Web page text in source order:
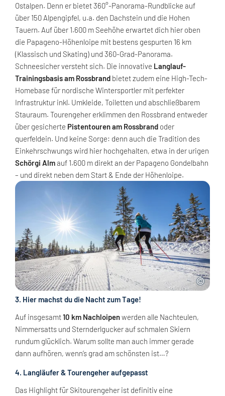
Ostalpen. Denn er bietet 360°-Panorama-Rundblicke auf
über 150 Alpengipfel, u.a. den Dachstein und die Hohen
Tauern. Auf über 1.600 m Seehöhe erwartet dich hier oben
die Papageno-Höhenloipe mit bestens gespurten 16 km
(Klassisch und Skating) und 360-Grad-Panorama.
Schneesicher versteht sich. Die innovative Langlauf-
Trainingsbasis am Rossbrand bietet zudem eine High-Tech-
Homebase für nordische Wintersportler mit perfekter
Infrastruktur inkl. Umkleide, Toiletten und abschließbarem
Stauraum. Tourengeher erklimmen den Rossbrand entweder
über gesicherte Pistentouren am Rossbrand oder
querfeldein. Und keine Sorge: denn auch die Tradition des
Einkehrschwungs wird hier hochgehalten, etwa in der urigen
Schörgi Almauf 1.600 m direkt an der Papageno Gondelbahn
– und direkt neben dem Start & Ende der Höhenloipe.
3. Hier machst du die Nacht zum Tage!
Auf insgesamt10 km Nachloipenwerden alle Nachteulen,
Nimmersatts und Sternderlgucker auf schmalen Skiern
rundum glücklich. Warum sollte man auch immer gerade
dann aufhören, wenn’s grad am schönsten ist…?
4. Langläufer & Tourengeher aufgepasst
Das Highlight für Skitourengeher ist definitiv eine